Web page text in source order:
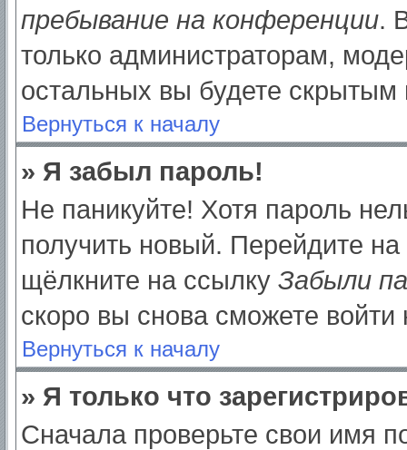
пребывание на конференции.
только администраторам,
остальных вы будете скрытым
Вернуться к началу
» Я забыл пароль!
Не паникуйте! Хотя пароль
получить новый. Перейдите
щёлкните на ссылку Забыли
скоро вы снова сможете
Вернуться к началу
» Я только что
Сначала проверьте свои имя